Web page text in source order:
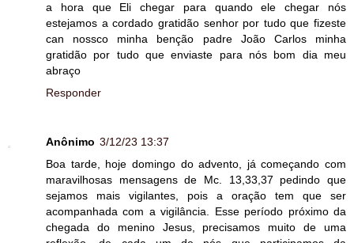
a hora que Eli chegar para quando ele chegar nós
estejamos a cordado gratidão senhor por tudo que fizeste
can nossco minha benção padre João Carlos minha
gratidão por tudo que enviaste para nós bom dia meu
abraço
Responder
Anônimo 3/12/23 13:37
Boa tarde, hoje domingo do advento, já começando com
maravilhosas mensagens de Mc. 13,33,37 pedindo que
sejamos mais vigilantes, pois a oração tem que ser
acompanhada com a vigilância. Esse período próximo da
chegada do menino Jesus, precisamos muito de uma